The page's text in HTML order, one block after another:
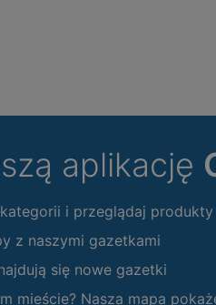
aplikację
i przeglądaj
z naszymi gazetkami
się nowe gazetki
mieście? Nasza mapa